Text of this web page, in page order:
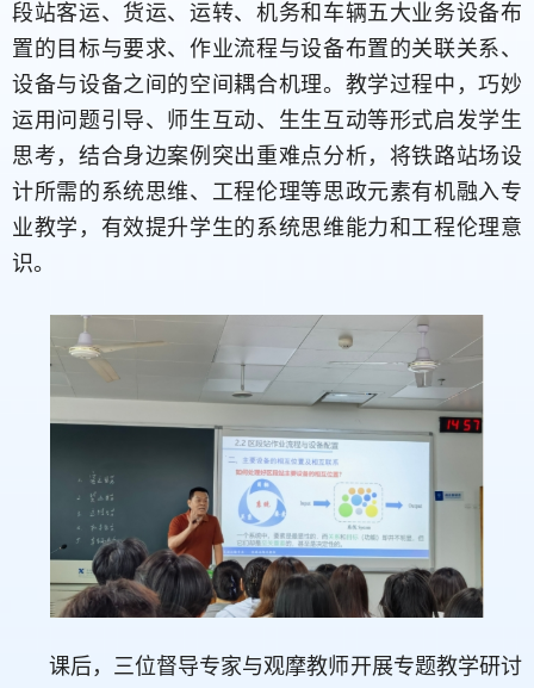
段站客运、货运、运转、机务和车辆五大业务设备布
置的目标与要求、作业流程与设备布置的关联关系、
设备与设备之间的空间耦合机理。教学过程中，巧妙
运用问题引导、师生互动、生生互动等形式启发学生
思考，结合身边案例突出重难点分析，将铁路站场设
计所需的系统思维、工程伦理等思政元素有机融入专
业教学，有效提升学生的系统思维能力和工程伦理意
识。
课后，三位督导专家与观摩教师开展专题教学研讨